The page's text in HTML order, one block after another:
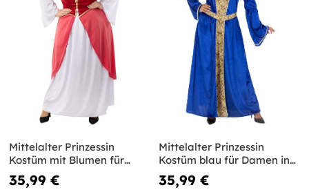
Mittelalter Prinzessin
Kostüm mit Blumen für
Damen in großer Größe
35,99 €
Mittelalter Prinzessin
Kostüm blau für Damen in
großer Größe
35,99 €